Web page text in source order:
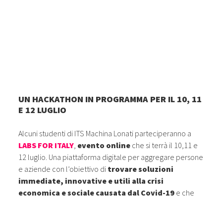
UN HACKATHON IN PROGRAMMA PER IL 10, 11
E 12 LUGLIO
Alcuni studenti di ITS Machina Lonati parteciperanno a
LABS FOR ITALY, evento online che si terrà il 10,11 e
12 luglio. Una piattaforma digitale per aggregare persone
e aziende con l’obiettivo di trovare soluzioni
immediate, innovative e utili alla crisi
economica e sociale causata dal Covid-19 e che